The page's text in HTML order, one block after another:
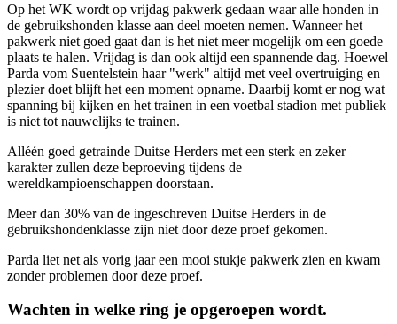
Op het WK wordt op vrijdag pakwerk gedaan waar alle honden in
de gebruikshonden klasse aan deel moeten nemen. Wanneer het
pakwerk niet goed gaat dan is het niet meer mogelijk om een goede
plaats te halen. Vrijdag is dan ook altijd een spannende dag. Hoewel
Parda vom Suentelstein haar "werk" altijd met veel overtruiging en
plezier doet blijft het een moment opname. Daarbij komt er nog wat
spanning bij kijken en het trainen in een voetbal stadion met publiek
is niet tot nauwelijks te trainen.
Alléén goed getrainde Duitse Herders met een sterk en zeker
karakter zullen deze beproeving tijdens de
wereldkampioenschappen doorstaan.
Meer dan 30% van de ingeschreven Duitse Herders in de
gebruikshondenklasse zijn niet door deze proef gekomen.
Parda liet net als vorig jaar een mooi stukje pakwerk zien en kwam
zonder problemen door deze proef.
Wachten in welke ring je opgeroepen wordt.